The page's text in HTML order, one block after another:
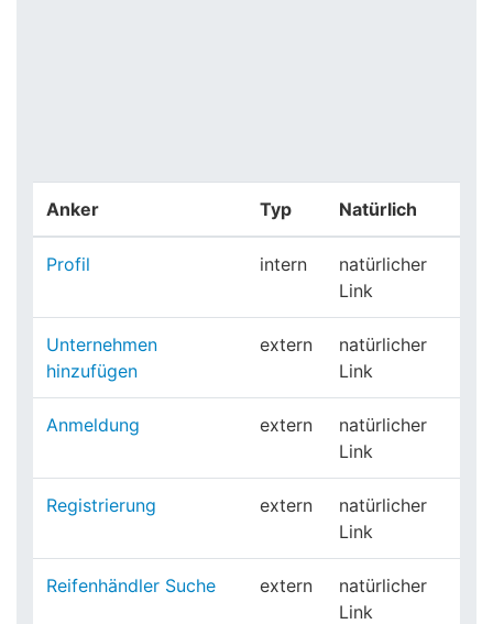
Anker Typ Natürlich
Profil intern
natürlicher
Link
Unternehmen
hinzufügen
extern
natürlicher
Link
Anmeldung extern
natürlicher
Link
Registrierung extern
natürlicher
Link
Reifenhändler Suche extern
natürlicher
Link